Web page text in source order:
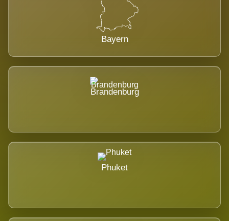
Bayern
Brandenburg
Phuket